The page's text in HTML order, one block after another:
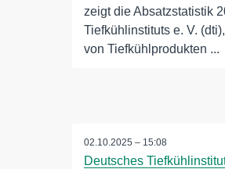
zeigt die Absatzstatistik
Tiefkühlinstituts e. V.
von Tiefkühlprodukten ...
02.10.2025 – 15:08
Deutsches